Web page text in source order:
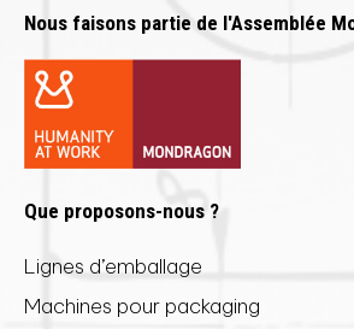
Nous faisons partie de l'Assemblée
Que proposons-nous ?
Lignes d’emballage
Machines pour packaging